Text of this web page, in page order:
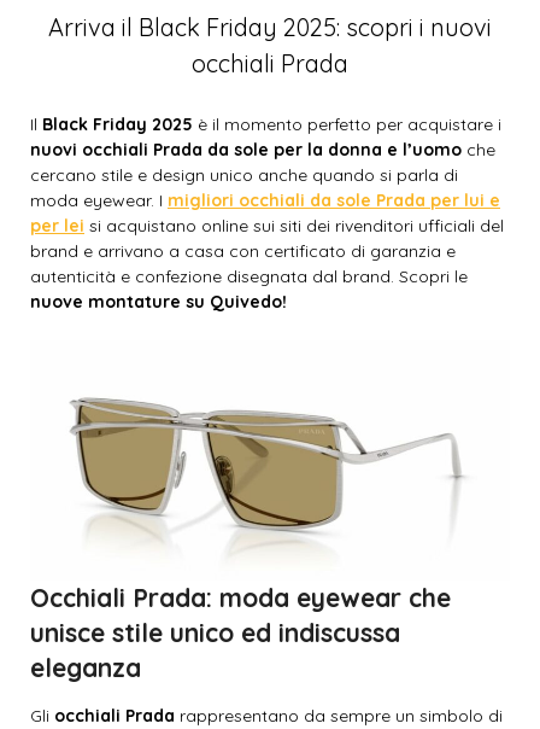
Arriva il Black Friday 2025: scopri i nuovi
occhiali Prada
Il Black Friday 2025 è il momento perfetto per acquistare i
nuovi occhiali Prada da sole per la donna e l’uomo che
cercano stile e design unico anche quando si parla di
moda eyewear. I migliori occhiali da sole Prada per lui e
per lei si acquistano online sui siti dei rivenditori ufficiali del
brand e arrivano a casa con certificato di garanzia e
autenticità e confezione disegnata dal brand. Scopri le
nuove montature su Quivedo!
Occhiali Prada: moda eyewear che
unisce stile unico ed indiscussa
eleganza
Gli occhiali Prada rappresentano da sempre un simbolo di